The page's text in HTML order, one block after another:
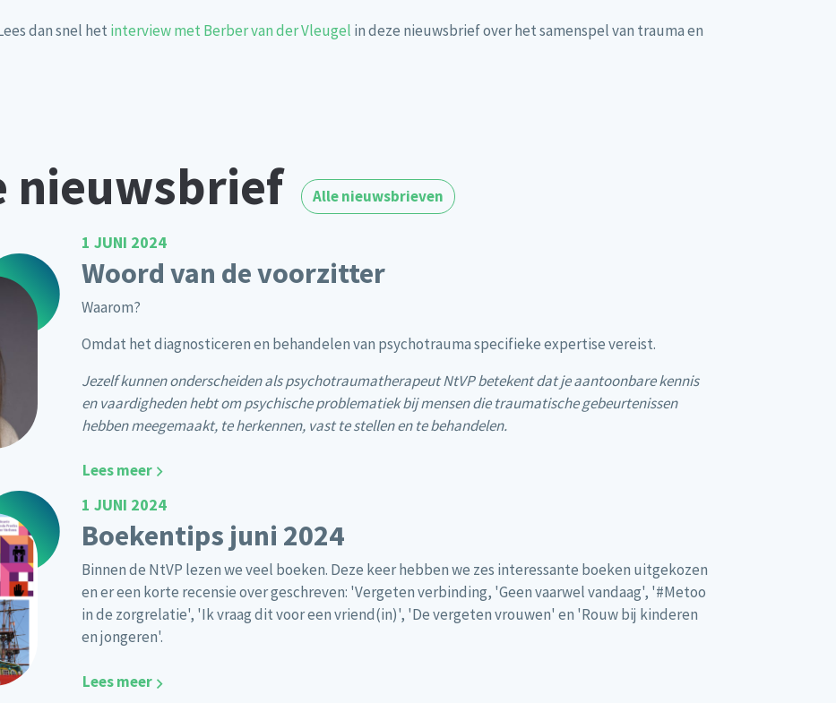
dan snel het interview met Berber van der Vleugel in deze nieuwsbrief over het samenspel van trauma en
nieuwsbrief Alle nieuwsbrieven
1 JUNI 2024
Woord van de voorzitter
Waarom?
Omdat het diagnosticeren en behandelen van psychotrauma specifieke expertise vereist.
Jezelf kunnen onderscheiden als psychotraumatherapeut NtVP betekent dat je aantoonbare kennis
en vaardigheden hebt om psychische problematiek bij mensen die traumatische gebeurtenissen
hebben meegemaakt, te herkennen, vast te stellen en te behandelen.
Lees meer
1 JUNI 2024
Boekentips juni 2024
Binnen de NtVP lezen we veel boeken. Deze keer hebben we zes interessante boeken uitgekozen
en er een korte recensie over geschreven: 'Vergeten verbinding, 'Geen vaarwel vandaag', '#Metoo
in de zorgrelatie', 'Ik vraag dit voor een vriend(in)', 'De vergeten vrouwen' en 'Rouw bij kinderen
en jongeren'.
Lees meer